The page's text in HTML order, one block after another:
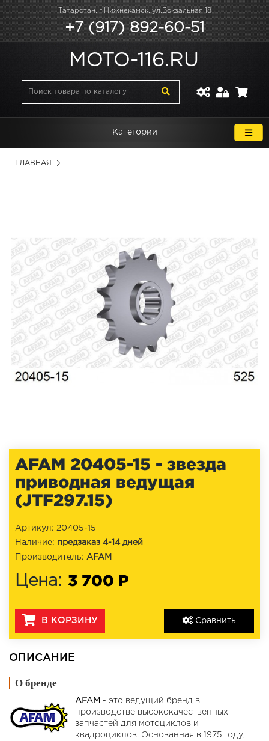
Татарстан, г.Нижнекамск, ул.Вокзальная 18
+7 (917) 892-60-51
MOTO-116.RU
Категории
ГЛАВНАЯ
AFAM 20405-15 - звезда
приводная ведущая
(JTF297.15)
Сравнить
Артикул: 20405-15
Наличие: предзаказ 4-14 дней
Производитель: AFAM
Цена: 3 700 Р
В КОРЗИНУ
ОПИСАНИЕ
О бренде
AFAM - это ведущий бренд в
производстве высококачественных
запчастей для мотоциклов и
квадроциклов. Основанная в 1975 году,